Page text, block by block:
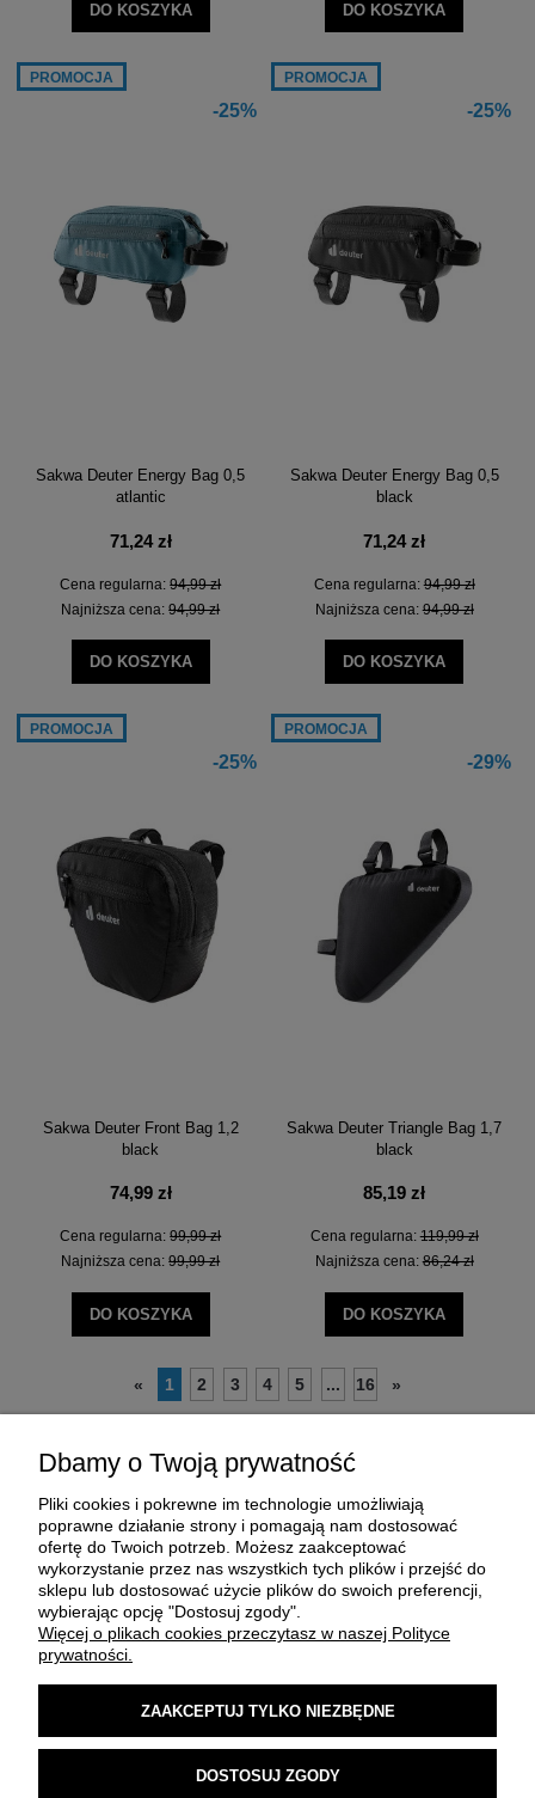
DO KOSZYKA DO KOSZYKA
-25%
Sakwa Deuter Energy Bag 0,5
atlantic
71,24 zł
Cena regularna:94,99 zł
Najniższa cena:94,99 zł
DO KOSZYKA
PROMOCJA
-25%
Sakwa Deuter Energy Bag 0,5
black
71,24 zł
Cena regularna:94,99 zł
Najniższa cena:94,99 zł
DO KOSZYKA
PROMOCJA
-25%
Sakwa Deuter Front Bag 1,2
black
74,99 zł
Cena regularna:99,99 zł
Najniższa cena:99,99 zł
DO KOSZYKA
PROMOCJA
-29%
Sakwa Deuter Triangle Bag 1,7
black
85,19 zł
Cena regularna:119,99 zł
Najniższa cena:86,24 zł
DO KOSZYKA
PROMOCJA
« 1 2 3 4 5 ... 16 »
O FIRMIE
MOJE KONTO
Dbamy o Twoją prywatność
Pliki cookies i pokrewne im technologie umożliwiają
poprawne działanie strony i pomagają nam dostosować
ofertę do Twoich potrzeb. Możesz zaakceptować
wykorzystanie przez nas wszystkich tych plików i przejść do
sklepu lub dostosować użycie plików do swoich preferencji,
wybierając opcję "Dostosuj zgody".
Więcej o plikach cookies przeczytasz w naszej Polityce
prywatności.
ZAAKCEPTUJ TYLKO NIEZBĘDNE
DOSTOSUJ ZGODY